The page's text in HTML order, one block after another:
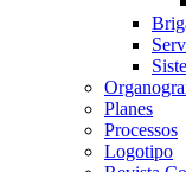
Planes
Processos
Logotipo